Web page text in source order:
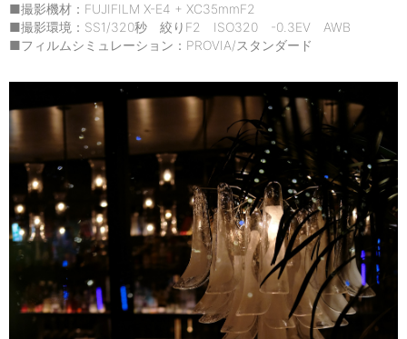
■撮影機材：FUJIFILM X-E4 + XC35mmF2
■撮影環境：SS1/320秒 絞りF2 ISO320 -0.3EV AWB
■フィルムシミュレーション：PROVIA/スタンダード